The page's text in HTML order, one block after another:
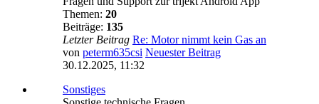
Themen: 20
Beiträge: 135
Letzter Beitrag Re: Motor nimmt kein Gas an
von peterm635csi Neuester Beitrag
30.12.2025, 11:32
Sonstiges